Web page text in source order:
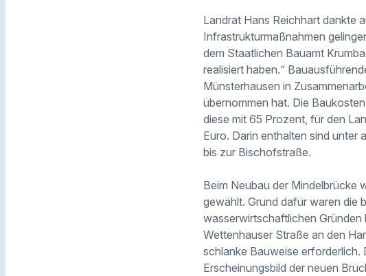
Landrat Hans Reichhart dankte
Infrastrukturmaßnahmen
dem Staatlichen Bauamt
realisiert haben.“
Münsterhausen in
übernommen hat. Die
diese mit 65 Prozent, für den
Euro. Darin enthalten sind unter
bis zur Bischofstraße.
Beim Neubau der Mindelbrücke
gewählt. Grund dafür waren die
wasserwirtschaftlichen
Wettenhauser Straße an den
schlanke Bauweise erforderlich.
Erscheinungsbild der neuen